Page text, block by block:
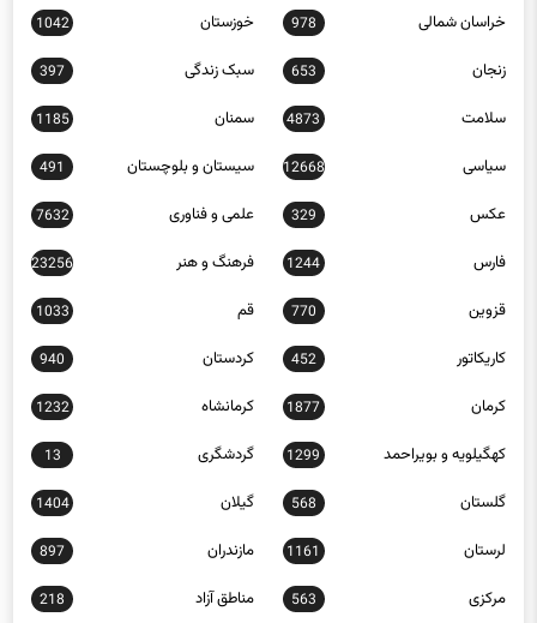
خراسان شمالی 978 خوزستان 1042
زنجان 653 سبک زندگی 397
سلامت 4873 سمنان 1185
سیاسی 12668 سیستان و بلوچستان 491
عکس 329 علمی و فناوری 7632
فارس 1244 فرهنگ و هنر 23256
قزوین 770 قم 1033
کاریکاتور 452 کردستان 940
کرمان 1877 کرمانشاه 1232
کهگیلویه و بویراحمد 1299 گردشگری 13
گلستان 568 گیلان 1404
لرستان 1161 مازندران 897
مرکزی 563 مناطق آزاد 218